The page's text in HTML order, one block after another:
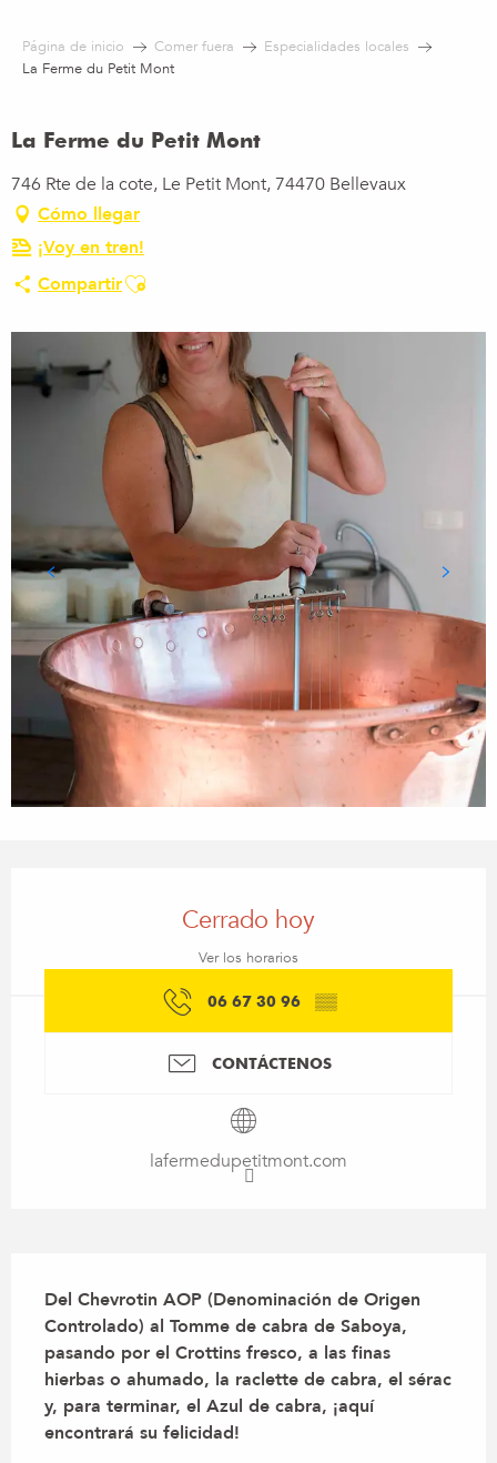
contenu
Página de inicio Comer fuera
Especialidades locales
La Ferme du Petit Mont
La Ferme du Petit Mont
746 Rte de la cote, Le Petit Mont, 74470 Bellevaux
Cómo llegar
¡Voy en tren!
CompartirAjouter aux favoris
Cerrado hoy
Ver los horarios
06 67 30 96 ▒▒
CONTÁCTENOS
lafermedupetitmont.com
Del Chevrotin AOP (Denominación de Origen
Controlado) al Tomme de cabra de Saboya,
pasando por el Crottins fresco, a las finas
hierbas o ahumado, la raclette de cabra, el sérac
y, para terminar, el Azul de cabra, ¡aquí
encontrará su felicidad!